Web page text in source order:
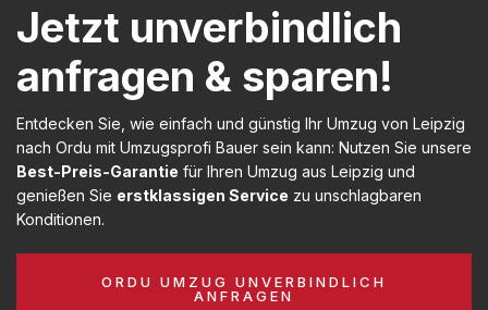
Jetzt unverbindlich
anfragen & sparen!
Entdecken Sie, wie einfach und günstig Ihr Umzug von Leipzig
nach Ordu mit Umzugsprofi Bauer sein kann: Nutzen Sie unsere
Best-Preis-Garantie für Ihren Umzug aus Leipzig und
genießen Sie erstklassigen Service zu unschlagbaren
Konditionen.
ORDU UMZUG UNVERBINDLICH
ANFRAGEN